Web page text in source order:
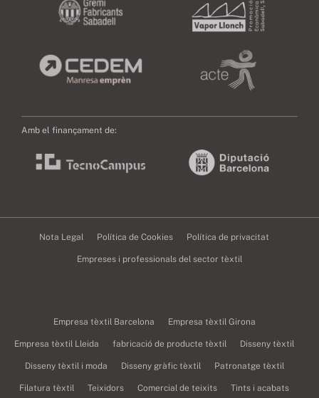
Amb el finançament de:
Nota Legal Política de Cookies Política de privacitat
Empreses i professionals del sector tèxtil
Empresa tèxtil Barcelona Empresa tèxtil Girona
Empresa tèxtil Lleida fabricació de producte tèxtil Disseny tèxtil
Disseny tèxtil i moda Disseny gràfic tèxtil Patronatge tèxtil
Filatura tèxtil Teixidors Comercial de teixits Tints i acabats